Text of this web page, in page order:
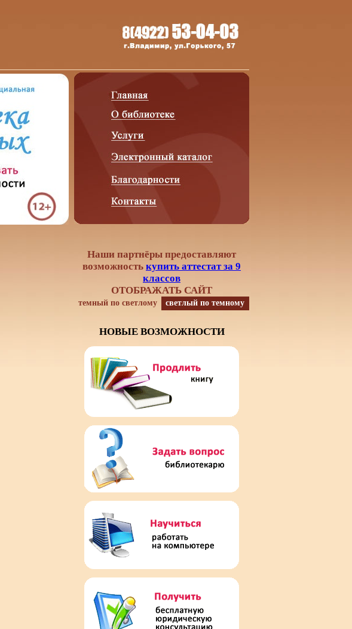
Наши партнёры предоставляют
возможность купить аттестат за 9
классов
ОТОБРАЖАТЬ САЙТ
темный по светлому светлый по темному
НОВЫЕ ВОЗМОЖНОСТИ